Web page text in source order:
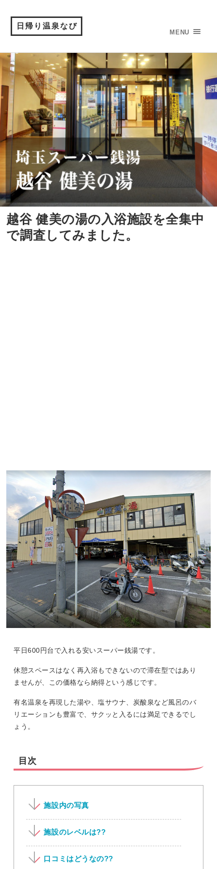
日帰り温泉なび
MENU
越谷 健美の湯の入浴施設を全集中
で調査してみました。
平日600円台で入れる安いスーパー銭湯です。
休憩スペースはなく再入浴もできないので滞在型ではあり
ませんが、この価格なら納得という感じです。
有名温泉を再現した湯や、塩サウナ、炭酸泉など風呂のバ
リエーションも豊富で、サクッと入るには満足できるでし
ょう。
目次
施設内の写真
施設のレベルは??
口コミはどうなの??